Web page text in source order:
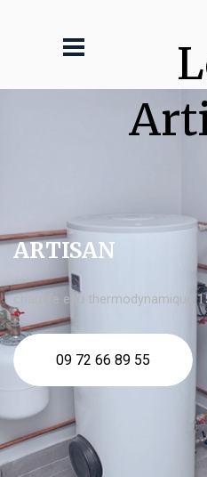
ARTISAN
chauffe eau thermodynamique
09 72 66 89 55